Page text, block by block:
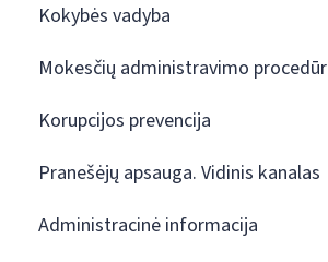
Kokybės vadyba
Mokesčių administravimo
Korupcijos prevencija
Pranešėjų apsauga. Vidinis kanalas
Administracinė informacija